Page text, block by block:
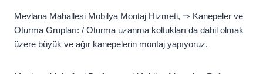
Mevlana Mahallesi Mobilya Montaj Hizmeti, ⇒ Kanepeler ve
Oturma Grupları: / Oturma uzanma koltukları da dahil olmak
üzere büyük ve ağır kanepelerin montaj yapıyoruz.